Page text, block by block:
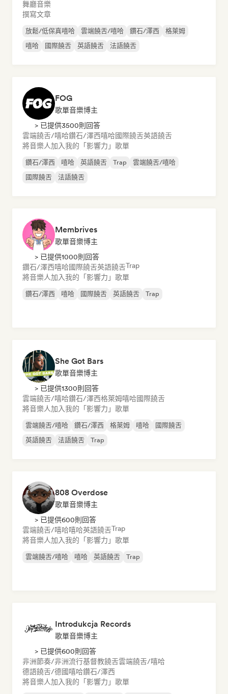
舞廳音樂
撰寫文章
放鬆/低保真嘻哈 雲端饒舌/嘻哈 鑽石/澤西
格萊姆
嘻哈
國際饒舌 英語饒舌 法語饒舌
FOG
歌單音樂博主
> 已提供3500則回答
雲端饒舌/嘻哈鑽石/澤西嘻哈國際饒舌英語饒舌
將音樂人加入我的「影響力」歌單
鑽石/澤西 嘻哈 英語饒舌 Trap
雲端饒舌/嘻哈
國際饒舌
法語饒舌
Membrives
歌單音樂博主
> 已提供1000則回答
鑽石/澤西嘻哈國際饒舌英語饒舌Trap
將音樂人加入我的「影響力」歌單
鑽石/澤西 嘻哈 國際饒舌 英語饒舌 Trap
She Got Bars
歌單音樂博主
> 已提供1300則回答
雲端饒舌/嘻哈鑽石/澤西格萊姆嘻哈國際饒舌
將音樂人加入我的「影響力」歌單
雲端饒舌/嘻哈 鑽石/澤西 格萊姆 嘻哈
國際饒舌
英語饒舌
法語饒舌 Trap
808 Overdose
歌單音樂博主
> 已提供600則回答
雲端饒舌/嘻哈嘻哈英語饒舌Trap
將音樂人加入我的「影響力」歌單
雲端饒舌/嘻哈 嘻哈 英語饒舌 Trap
Introdukcja Records
歌單音樂博主
> 已提供600則回答
非洲節奏/非洲流行基督教饒舌雲端饒舌/嘻哈
德語饒舌/德國嘻哈鑽石/澤西
將音樂人加入我的「影響力」歌單